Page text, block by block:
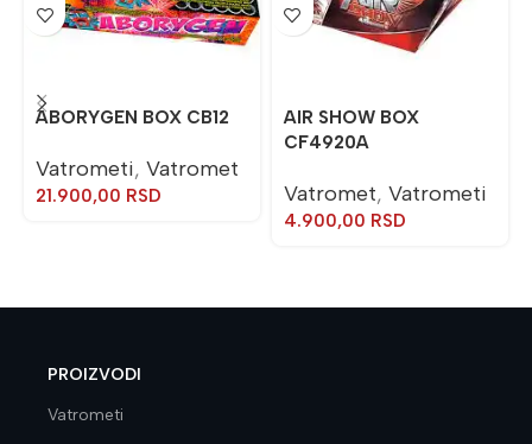
ABORYGEN BOX CB12
Vatrometi, Vatromet
21.900,00 RSD
AIR SHOW BOX
CF4920A
Vatromet, Vatrometi
4.900,00 RSD
PROIZVODI
Vatrometi